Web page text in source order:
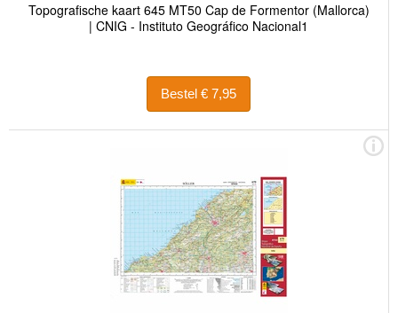
Topografische kaart 645 MT50 Cap de Formentor (Mallorca)
| CNIG - Instituto Geográfico Nacional1
Bestel € 7,95